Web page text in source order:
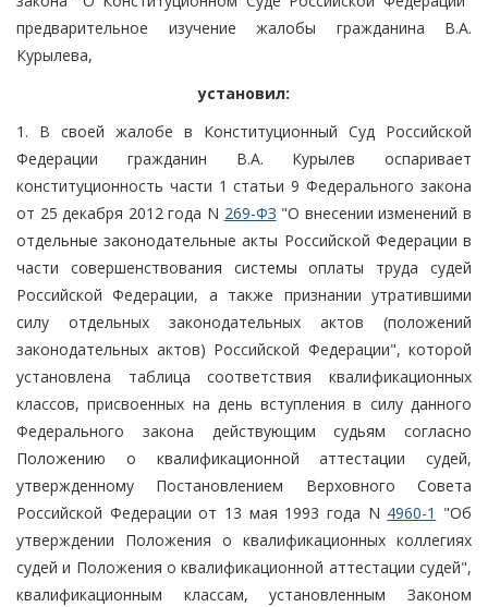
предварительное изучение жалобы гражданина В.А.
Курылева,
установил:
1. В своей жалобе в Конституционный Суд Российской
Федерации гражданин В.А. Курылев оспаривает
конституционность части 1 статьи 9 Федерального закона
от 25 декабря 2012 года N 269-ФЗ "О внесении изменений в
отдельные законодательные акты Российской Федерации в
части совершенствования системы оплаты труда судей
Российской Федерации, а также признании утратившими
силу отдельных законодательных актов (положений
законодательных актов) Российской Федерации", которой
установлена таблица соответствия квалификационных
классов, присвоенных на день вступления в силу данного
Федерального закона действующим судьям согласно
Положению о квалификационной аттестации судей,
утвержденному Постановлением Верховного Совета
Российской Федерации от 13 мая 1993 года N 4960-1 "Об
утверждении Положения о квалификационных коллегиях
судей и Положения о квалификационной аттестации судей",
квалификационным классам, установленным Законом